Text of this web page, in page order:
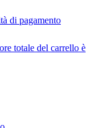
di pagamento
totale del carrello è